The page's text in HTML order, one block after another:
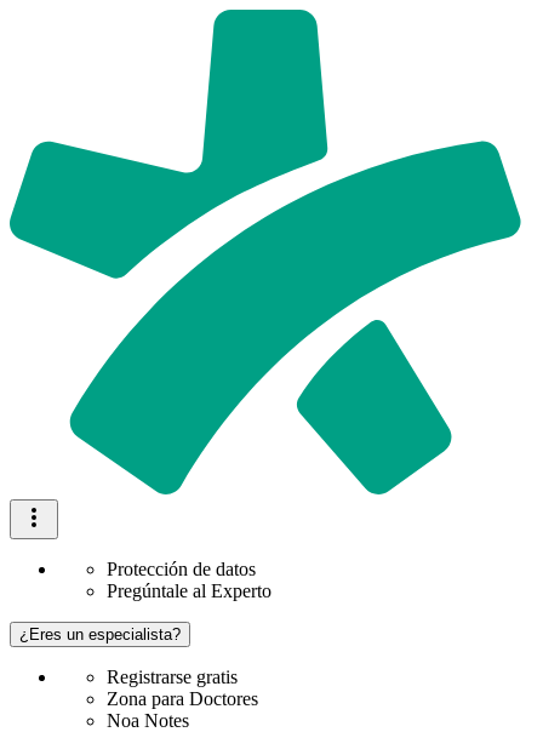
Protección de datos
Pregúntale al Experto
¿Eres un especialista?
Registrarse gratis
Zona para Doctores
Noa Notes